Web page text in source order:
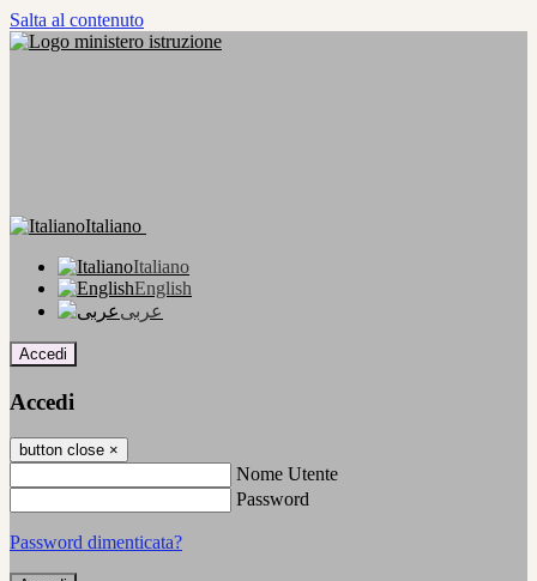
Salta al contenuto
Italiano
Italiano
English
عربى
Accedi
Accedi
button close ×
Nome Utente
Password
Password dimenticata?